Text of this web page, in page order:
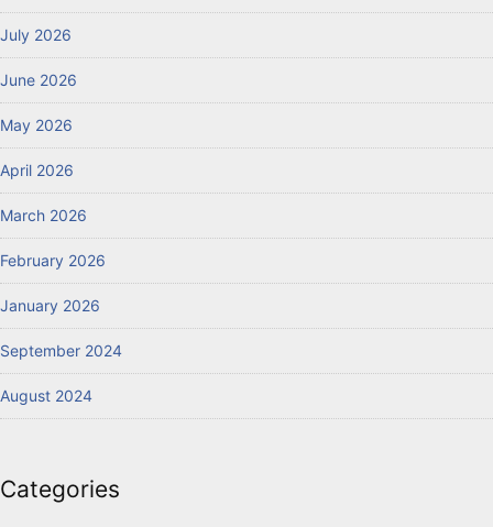
July 2026
June 2026
May 2026
April 2026
March 2026
February 2026
January 2026
September 2024
August 2024
Categories